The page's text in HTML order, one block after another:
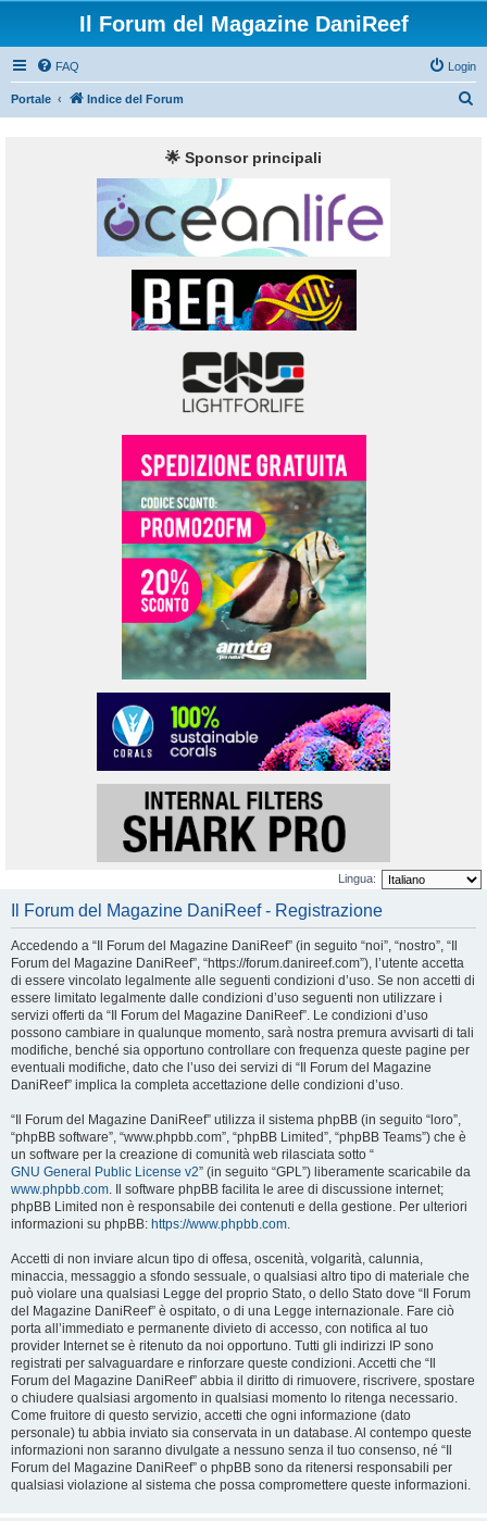
Il Forum del Magazine DaniReef
FAQ Login
Portale Indice del Forum
🌟 Sponsor principali
Lingua:
Il Forum del Magazine DaniReef - Registrazione
Accedendo a “Il Forum del Magazine DaniReef” (in seguito “noi”, “nostro”, “Il
Forum del Magazine DaniReef”, “https://forum.danireef.com”), l’utente accetta
di essere vincolato legalmente alle seguenti condizioni d’uso. Se non accetti di
essere limitato legalmente dalle condizioni d’uso seguenti non utilizzare i
servizi offerti da “Il Forum del Magazine DaniReef”. Le condizioni d’uso
possono cambiare in qualunque momento, sarà nostra premura avvisarti di tali
modifiche, benché sia opportuno controllare con frequenza queste pagine per
eventuali modifiche, dato che l’uso dei servizi di “Il Forum del Magazine
DaniReef” implica la completa accettazione delle condizioni d’uso.
“Il Forum del Magazine DaniReef” utilizza il sistema phpBB (in seguito “loro”,
“phpBB software”, “www.phpbb.com”, “phpBB Limited”, “phpBB Teams”) che è
un software per la creazione di comunità web rilasciata sotto “
GNU General Public License v2” (in seguito “GPL”) liberamente scaricabile da
www.phpbb.com . Il software phpBB facilita le aree di discussione internet;
phpBB Limited non è responsabile dei contenuti e della gestione. Per ulteriori
informazioni su phpBB: https://www.phpbb.com
Accetti di non inviare alcun tipo di offesa, oscenità, volgarità, calunnia,
minaccia, messaggio a sfondo sessuale, o qualsiasi altro tipo di materiale che
può violare una qualsiasi Legge del proprio Stato, o dello Stato dove “Il Forum
del Magazine DaniReef” è ospitato, o di una Legge internazionale. Fare ciò
porta all’immediato e permanente divieto di accesso, con notifica al tuo
provider Internet se è ritenuto da noi opportuno. Tutti gli indirizzi IP sono
registrati per salvaguardare e rinforzare queste condizioni. Accetti che “Il
Forum del Magazine DaniReef” abbia il diritto di rimuovere, riscrivere, spostare
o chiudere qualsiasi argomento in qualsiasi momento lo ritenga necessario.
Come fruitore di questo servizio, accetti che ogni informazione (dato
personale) tu abbia inviato sia conservata in un database. Al contempo queste
informazioni non saranno divulgate a nessuno senza il tuo consenso, né “Il
Forum del Magazine DaniReef” o phpBB sono da ritenersi responsabili per
qualsiasi violazione al sistema che possa compromettere queste informazioni.